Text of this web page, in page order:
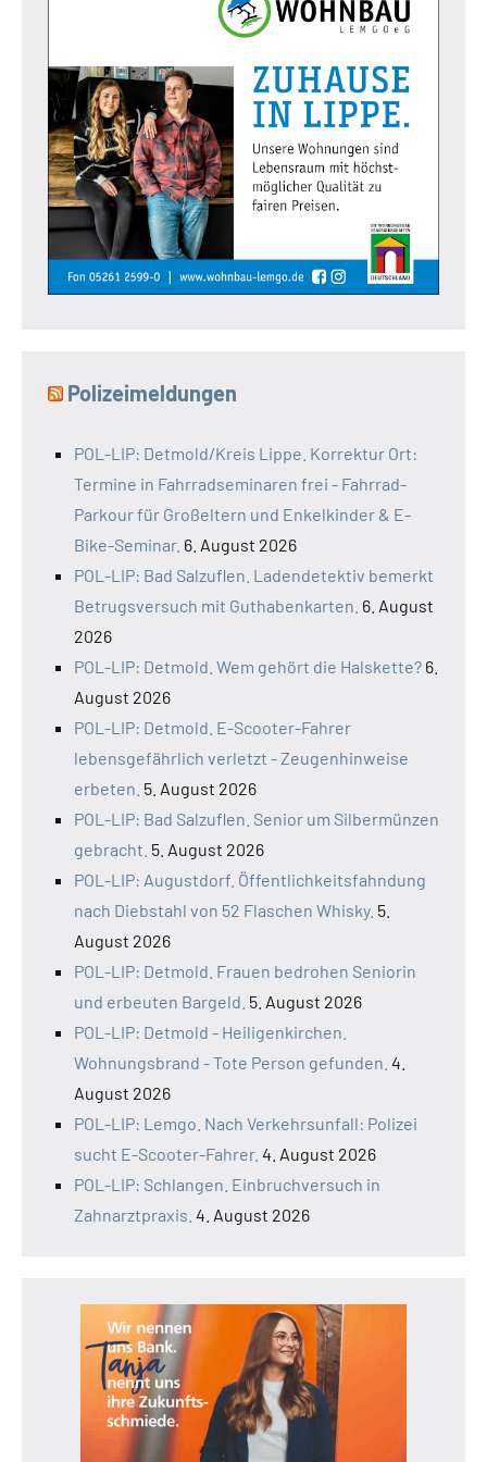
Polizeimeldungen
POL-LIP: Detmold/Kreis Lippe. Korrektur Ort:
Termine in Fahrradseminaren frei - Fahrrad-
Parkour für Großeltern und Enkelkinder & E-
Bike-Seminar. 6. August 2026
POL-LIP: Bad Salzuflen. Ladendetektiv bemerkt
Betrugsversuch mit Guthabenkarten. 6. August
2026
POL-LIP: Detmold. Wem gehört die Halskette? 6.
August 2026
POL-LIP: Detmold. E-Scooter-Fahrer
lebensgefährlich verletzt - Zeugenhinweise
erbeten. 5. August 2026
POL-LIP: Bad Salzuflen. Senior um Silbermünzen
gebracht. 5. August 2026
POL-LIP: Augustdorf. Öffentlichkeitsfahndung
nach Diebstahl von 52 Flaschen Whisky. 5.
August 2026
POL-LIP: Detmold. Frauen bedrohen Seniorin
und erbeuten Bargeld. 5. August 2026
POL-LIP: Detmold - Heiligenkirchen.
Wohnungsbrand - Tote Person gefunden. 4.
August 2026
POL-LIP: Lemgo. Nach Verkehrsunfall: Polizei
sucht E-Scooter-Fahrer. 4. August 2026
POL-LIP: Schlangen. Einbruchversuch in
Zahnarztpraxis. 4. August 2026